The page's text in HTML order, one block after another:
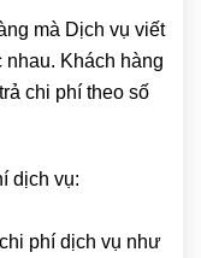
mà Dịch vụ viết
nhau. Khách hàng
chi phí theo số
dịch vụ:
phí dịch vụ như